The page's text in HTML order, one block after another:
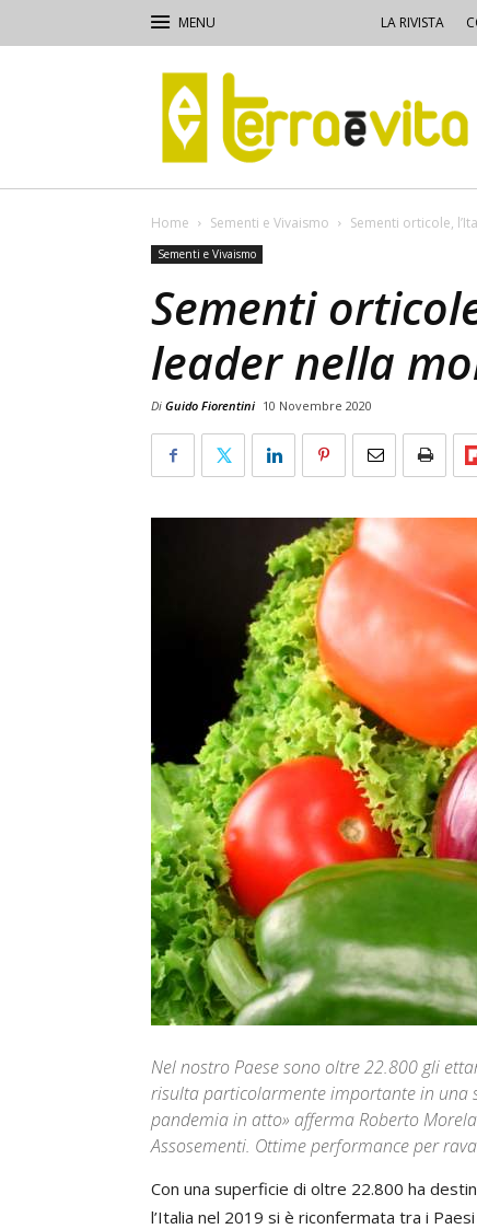
LA RIVISTA
Terra
e
Vita
Home Sementi e Vivaismo Sementi orticole,
Sementi e Vivaismo
Sementi
leader nella
Di Guido Fiorentini 10 Novembre 2020
Nel nostro Paese sono oltre 22.800 gli
risulta particolarmente importante in una
pandemia in atto» afferma Roberto
Assosementi. Ottime performance per
Con una superficie di oltre 22.800 ha
l’Italia nel 2019 si è riconfermata tra i